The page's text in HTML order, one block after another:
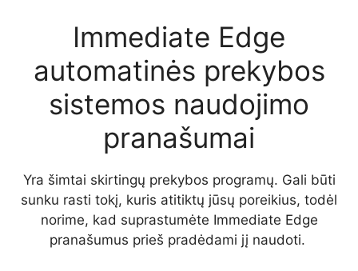
Immediate Edge
automatinės prekybos
sistemos naudojimo
pranašumai
Yra šimtai skirtingų prekybos programų. Gali būti
sunku rasti tokį, kuris atitiktų jūsų poreikius, todėl
norime, kad suprastumėte Immediate Edge
pranašumus prieš pradėdami jį naudoti.